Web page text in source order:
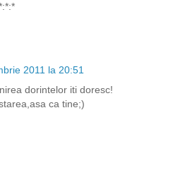
2011 la 20:51
dorintelor iti doresc!
ca tine;)